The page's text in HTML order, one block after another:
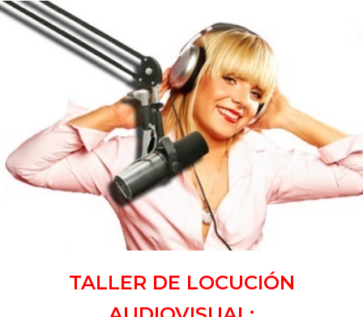
TALLER DE RADIO (TFE)
TALLER DE LOCUCIÓN